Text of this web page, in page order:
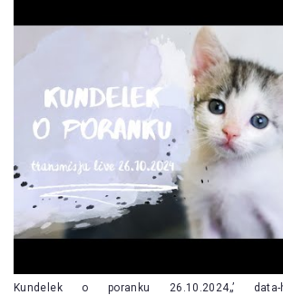
Kundelek o poranku 26.10.2024„’ data-